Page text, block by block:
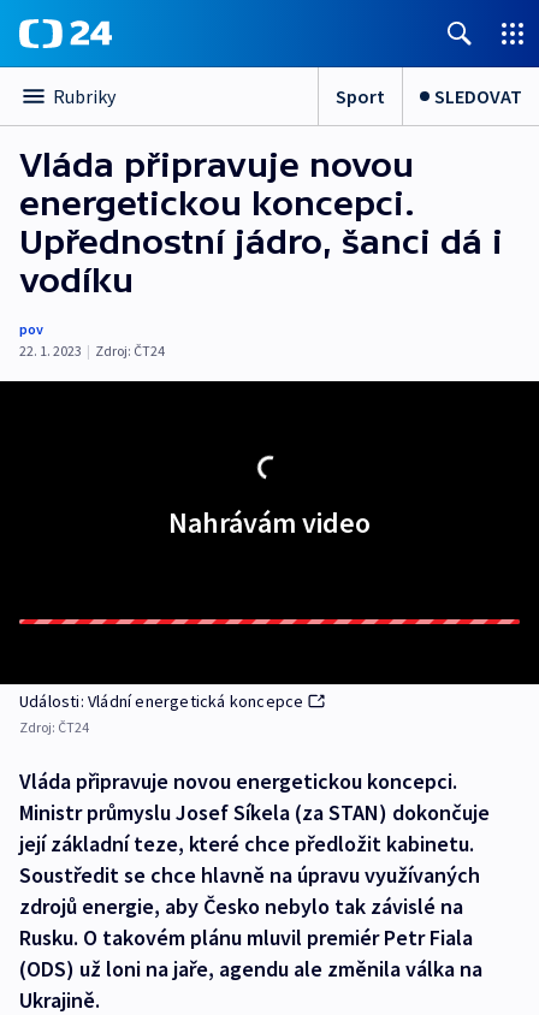
Rubriky Sport SLEDOVAT
Vláda připravuje novou
energetickou koncepci.
Upřednostní jádro, šanci dá i
vodíku
pov
22. 1. 2023 | Zdroj: ČT24
Nahrávám video
Události: Vládní energetická koncepce
Zdroj: ČT24
Vláda připravuje novou energetickou koncepci.
Ministr průmyslu Josef Síkela (za STAN) dokončuje
její základní teze, které chce předložit kabinetu.
Soustředit se chce hlavně na úpravu využívaných
zdrojů energie, aby Česko nebylo tak závislé na
Rusku. O takovém plánu mluvil premiér Petr Fiala
(ODS) už loni na jaře, agendu ale změnila válka na
Ukrajině.